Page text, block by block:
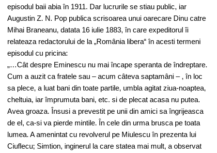
episodul baii abia în 1911. Dar lucrurile se stiau public, iar
Augustin Z. N. Pop publica scrisoarea unui oarecare Dinu catre
Mihai Braneanu, datata 16 iulie 1883, în care expeditorul îi
relateaza redactorului de la „România libera“ în acesti termeni
episodul cu pricina:
„…Cât despre Eminescu nu mai încape speranta de îndreptare.
Cum a auzit ca fratele sau – acum câteva saptamâni – , în loc
sa plece, a luat bani din toate partile, umbla agitat ziua-noaptea,
cheltuia, iar împrumuta bani, etc. si de plecat acasa nu putea.
Avea groaza. Însusi a prevestit pe unii din amici sa îngrijeasca
de el, ca-si va pierde mintile. În cele din urma brusca pe toata
lumea. A amenintat cu revolverul pe Miulescu în prezenta lui
Ciuflecu; Simtion, inginerul la care statea mai mult, a observat